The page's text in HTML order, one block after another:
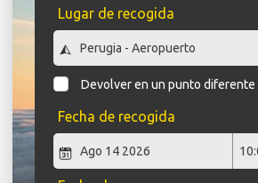
Lugar de recogida
Devolver en un punto diferente
Fecha de recogida